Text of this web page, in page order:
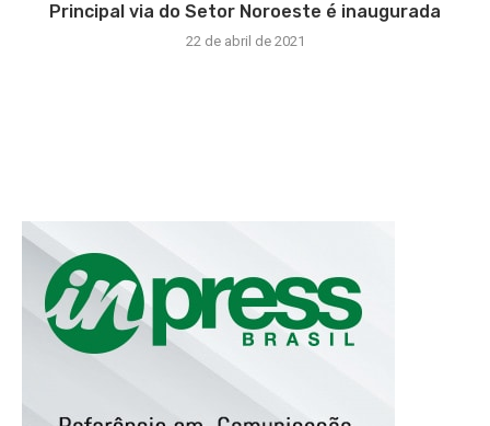
Principal via do Setor Noroeste é inaugurada
22 de abril de 2021